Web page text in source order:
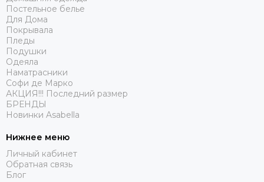
Постельное белье
Для Дома
Покрывала
Пледы
Подушки
Одеяла
Наматрасники
Софи де Марко
АКЦИЯ!!! Последний размер
БРЕНДЫ
Новинки Asabella
Нижнее меню
Личный кабинет
Обратная связь
Блог